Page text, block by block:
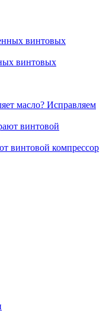
винтовых
масло? Исправляем
винтовой компрессор